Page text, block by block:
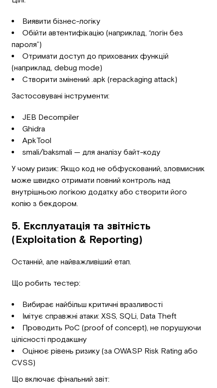
Виявити бізнес-логіку
Обійти автентифікацію (наприклад, “логін без
пароля”)
Отримати доступ до прихованих функцій
(наприклад, debug mode)
Створити змінений .apk (repackaging attack)
Застосовувані інструменти:
JEB Decompiler
Ghidra
ApkTool
smali/baksmali — для аналізу байт-коду
У чому ризик: Якщо код не обфускований, зловмисник
може швидко отримати повний контроль над
внутрішньою логікою додатку або створити його
копію з бекдором.
5. Експлуатація та звітність
(Exploitation & Reporting)
Останній, але найважливіший етап.
Що робить тестер:
Вибирає найбільш критичні вразливості
Імітує справжні атаки: XSS, SQLi, Data Theft
Проводить PoC (proof of concept), не порушуючи
цілісності продакшну
Оцінює рівень ризику (за OWASP Risk Rating або
CVSS)
Що включає фінальний звіт: